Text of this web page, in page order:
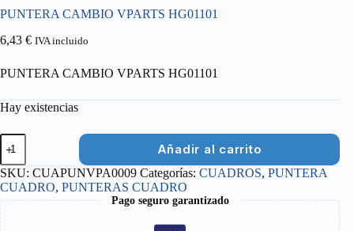
PUNTERA CAMBIO VPARTS HG01101
6,43 € IVA incluido
PUNTERA CAMBIO VPARTS HG01101
Hay existencias
PUNTERA
CAMBIO
VPARTS
HG01101
cantidad
Añadir al carrito
SKU: CUAPUNVPA0009 Categorías: CUADROS, PUNTERA
CUADRO, PUNTERAS CUADRO
Pago seguro garantizado